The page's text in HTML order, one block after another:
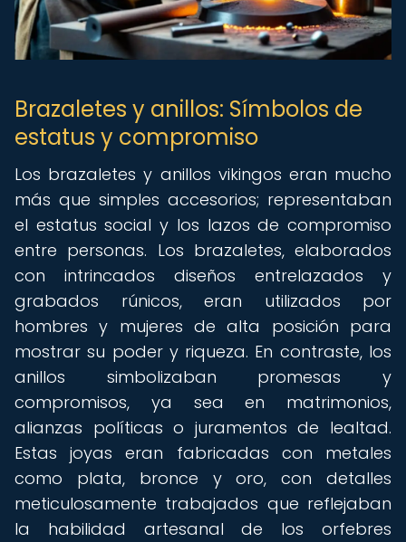
Brazaletes y anillos: Símbolos de
estatus y compromiso
Los brazaletes y anillos vikingos eran mucho
más que simples accesorios; representaban
el estatus social y los lazos de compromiso
entre personas. Los brazaletes, elaborados
con intrincados diseños entrelazados y
grabados rúnicos, eran utilizados por
hombres y mujeres de alta posición para
mostrar su poder y riqueza. En contraste, los
anillos simbolizaban promesas y
compromisos, ya sea en matrimonios,
alianzas políticas o juramentos de lealtad.
Estas joyas eran fabricadas con metales
como plata, bronce y oro, con detalles
meticulosamente trabajados que reflejaban
la habilidad artesanal de los orfebres